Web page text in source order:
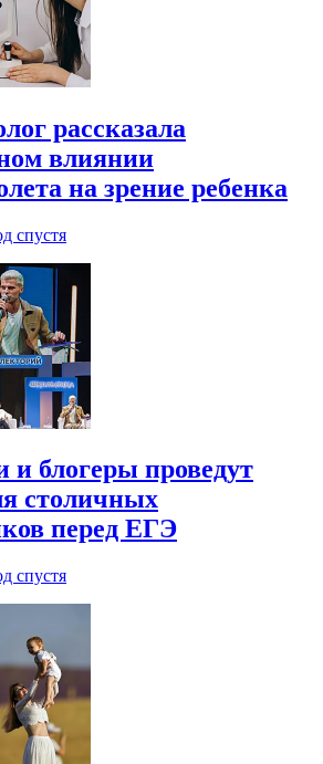
рассказала
влиянии
на зрение ребенка
спустя
и блогеры проведут
столичных
перед ЕГЭ
спустя